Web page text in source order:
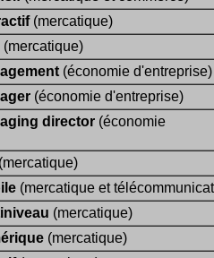
(mercatique)
(mercatique)
(économie d'entreprise)
(économie d'entreprise)
director (économie
(mercatique)
(mercatique et
(mercatique)
(mercatique)